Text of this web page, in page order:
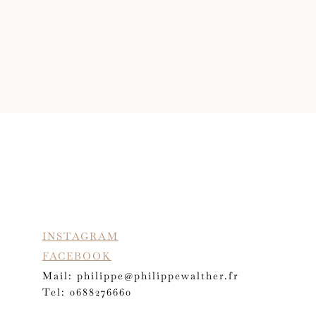
INSTAGRAM
FACEBOOK
Mail: philippe@philippewalther.fr
Tel: 0688276660